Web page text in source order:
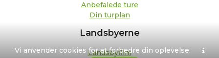
Vi anvender cookies for at forbedre din oplevelse.
Anbefalede ture
Din turplan
Landsbyerne
Landsbyfilm